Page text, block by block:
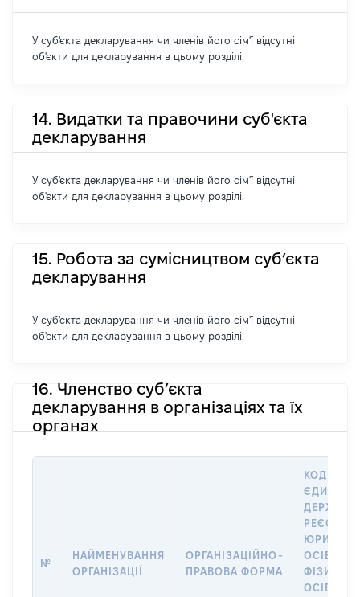
У суб'єкта декларування чи членів його сім'ї відсутні
об'єкти для декларування в цьому розділі.
14. Видатки та правочини суб'єкта
декларування
У суб'єкта декларування чи членів його сім'ї відсутні
об'єкти для декларування в цьому розділі.
15. Робота за сумісництвом суб’єкта
декларування
У суб'єкта декларування чи членів його сім'ї відсутні
об'єкти для декларування в цьому розділі.
16. Членство суб’єкта
декларування в організаціях та їх
органах
№
НАЙМЕНУВАННЯ
ОРГАНІЗАЦІЇ
ОРГАНІЗАЦІЙНО-
ПРАВОВА ФОРМА
КОД В
РЕЄСТРІ
ОСІБ,
ОСІБ –